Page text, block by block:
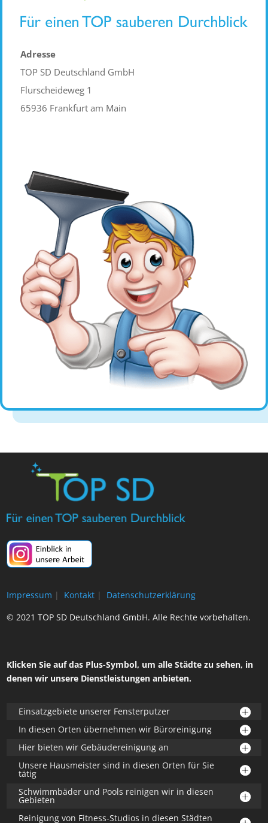
Adresse
TOP SD Deutschland GmbH
Flurscheideweg 1
65936 Frankfurt am Main
Impressum | Kontakt |
Datenschutzerklärung
© 2021 TOP SD Deutschland GmbH. Alle Rechte vorbehalten.
Klicken Sie auf das Plus-Symbol, um alle Städte zu sehen, in
denen wir unsere Dienstleistungen anbieten.
Einsatzgebiete unserer Fensterputzer
In diesen Orten übernehmen wir Büroreinigung
Hier bieten wir Gebäudereinigung an
Unsere Hausmeister sind in diesen Orten für Sie
tätig
Schwimmbäder und Pools reinigen wir in diesen
Gebieten
Reinigung von Fitness-Studios in diesen Städten